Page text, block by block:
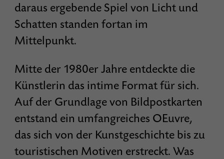
daraus ergebende Spiel von Licht und
Schatten standen fortan im
Mittelpunkt.
Mitte der 1980er Jahre entdeckte die
Künstlerin das intime Format für sich.
Auf der Grundlage von Bildpostkarten
entstand ein umfangreiches OEuvre,
das sich von der Kunstgeschichte bis zu
touristischen Motiven erstreckt. Was